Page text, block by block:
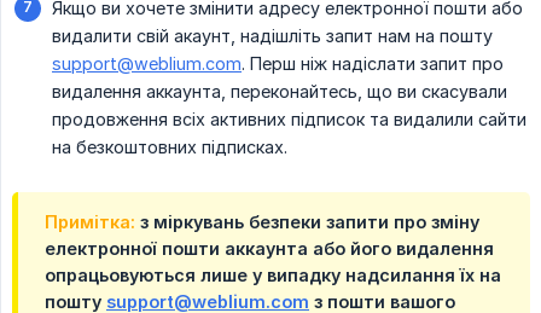
Якщо ви хочете змінити адресу електронної пошти або
видалити свій акаунт, надішліть запит нам на пошту
support@weblium.com. Перш ніж надіслати запит про
видалення аккаунта, переконайтесь, що ви скасували
продовження всіх активних підписок та видалили сайти
на безкоштовних підписках.
Примітка: з міркувань безпеки запити про зміну
електронної пошти аккаунта або його видалення
опрацьовуються лише у випадку надсилання їх на
пошту support@weblium.com з пошти вашого